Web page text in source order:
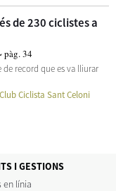
de 230 ciclistes a
pàg. 34
de record que es va lliurar
Club Ciclista Sant Celoni
I GESTIONS
en línia